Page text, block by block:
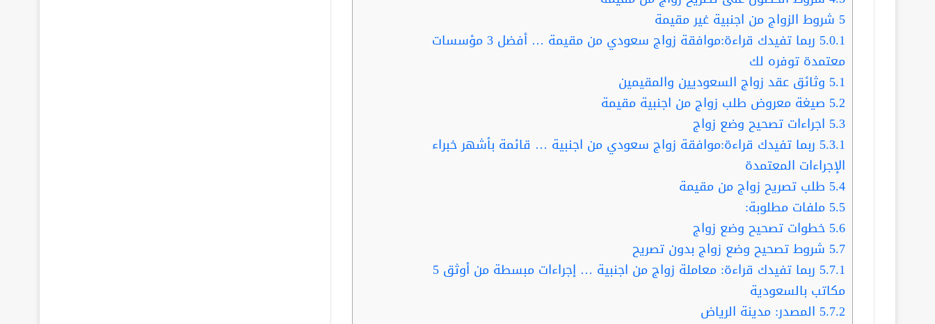
5 شروط الزواج من اجنبية غير مقيمة
5.0.1
ربما تفيدك قراءة:موافقة زواج سعودي من مقيمة … أفضل 3 مؤسسات
معتمدة توفره لك
5.1 وثائق عقد زواج السعوديين والمقيمين
5.2 صيغة معروض طلب زواج من اجنبية مقيمة
5.3 اجراءات تصحيح وضع زواج
5.3.1 ربما تفيدك قراءة:موافقة زواج سعودي من اجنبية … قائمة بأشهر خبراء
الإجراءات المعتمدة
5.4 طلب تصريح زواج من مقيمة
5.5 ملفات مطلوبة:
5.6 خطوات تصحيح وضع زواج
5.7 شروط تصحيح وضع زواج بدون تصريح
5.7.1
ربما تفيدك قراءة: معاملة زواج من اجنبية … إجراءات مبسطة من أوثق 5
مكاتب بالسعودية
5.7.2 المصدر: مدينة الرياض